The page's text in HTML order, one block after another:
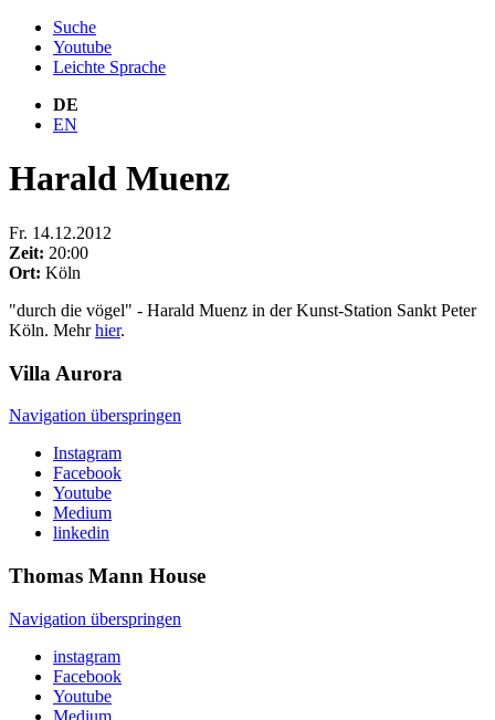
Suche
Youtube
Leichte Sprache
DE
EN
Harald Muenz
Fr. 14.12.2012
Zeit: 20:00
Ort: Köln
"durch die vögel" - Harald Muenz in der Kunst-Station Sankt Peter
Köln. Mehrhier.
Villa Aurora
Navigation überspringen
Instagram
Facebook
Youtube
Medium
linkedin
Thomas Mann House
Navigation überspringen
instagram
Facebook
Youtube
Medium